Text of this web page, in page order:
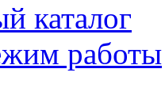
каталог
работы